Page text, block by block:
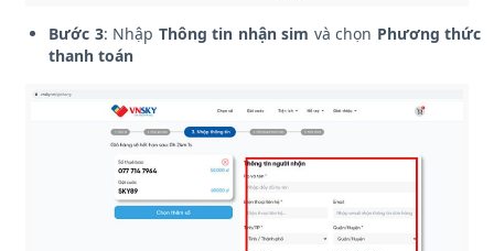
Bước 3: Nhập Thông tin nhận sim và chọn Phương thức
thanh toán